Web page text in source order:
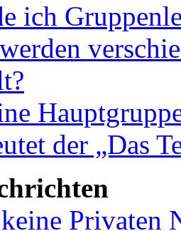
ich
der „Das
Privaten